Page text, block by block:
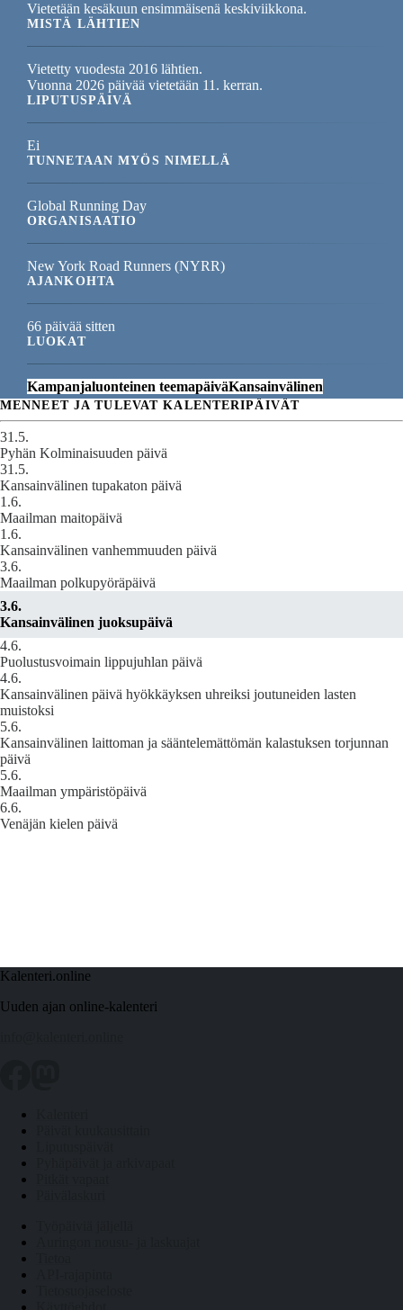
Vietetään kesäkuun ensimmäisenä keskiviikkona.
MISTÄ LÄHTIEN
Vietetty vuodesta 2016 lähtien.
Vuonna 2026 päivää vietetään 11. kerran.
LIPUTUSPÄIVÄ
Ei
TUNNETAAN MYÖS NIMELLÄ
Global Running Day
ORGANISAATIO
New York Road Runners (NYRR)
AJANKOHTA
66 päivää sitten
LUOKAT
Kampanjaluonteinen teemapäiväKansainvälinen
MENNEET JA TULEVAT KALENTERIPÄIVÄT
31.5.
Pyhän Kolminaisuuden päivä
31.5.
Kansainvälinen tupakaton päivä
1.6.
Maailman maitopäivä
1.6.
Kansainvälinen vanhemmuuden päivä
3.6.
Maailman polkupyöräpäivä
3.6.
Kansainvälinen juoksupäivä
4.6.
Puolustusvoimain lippujuhlan päivä
4.6.
Kansainvälinen päivä hyökkäyksen uhreiksi joutuneiden lasten
muistoksi
5.6.
Kansainvälinen laittoman ja sääntelemättömän kalastuksen torjunnan
päivä
5.6.
Maailman ympäristöpäivä
6.6.
Venäjän kielen päivä
Kalenteri.online
Uuden ajan online-kalenteri